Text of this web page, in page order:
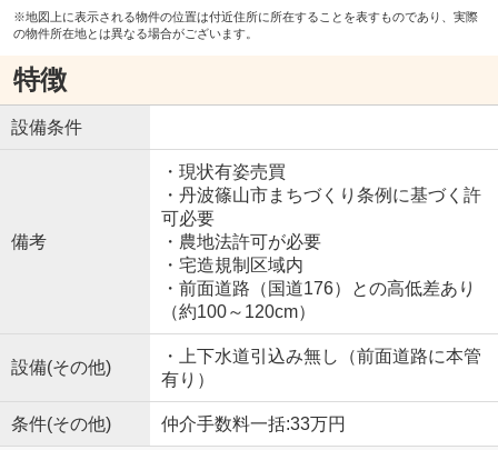
※地図上に表示される物件の位置は付近住所に所在することを表すものであり、実際
の物件所在地とは異なる場合がございます。
特徴
設備条件
備考
・現状有姿売買
・丹波篠山市まちづくり条例に基づく許
可必要
・農地法許可が必要
・宅造規制区域内
・前面道路（国道176）との高低差あり
（約100～120cm）
設備(その他)
・上下水道引込み無し（前面道路に本管
有り）
条件(その他) 仲介手数料一括:33万円